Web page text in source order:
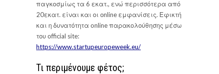
παγκοσμίως τα 6 εκατ., ενώ περισσότερα από
20εκατ. είναι και οι οnline εμφανίσεις. Εφικτή
και η δυνατότητα online παρακολούθησης μέσω
του official site:
https://www.startupeuropeweek.eu/
Τι περιμένουμε φέτος;